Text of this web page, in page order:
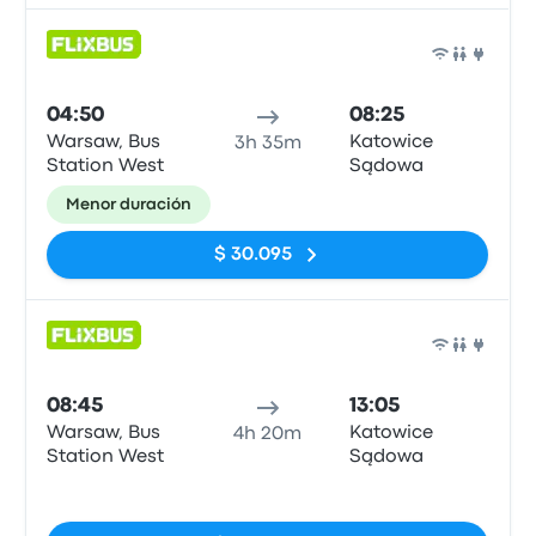
04:50
Warsaw, Bus
Station West
3h 35m
08:25
Katowice
Sądowa
Menor duración
$ 30.095
08:45
Warsaw, Bus
Station West
4h 20m
13:05
Katowice
Sądowa